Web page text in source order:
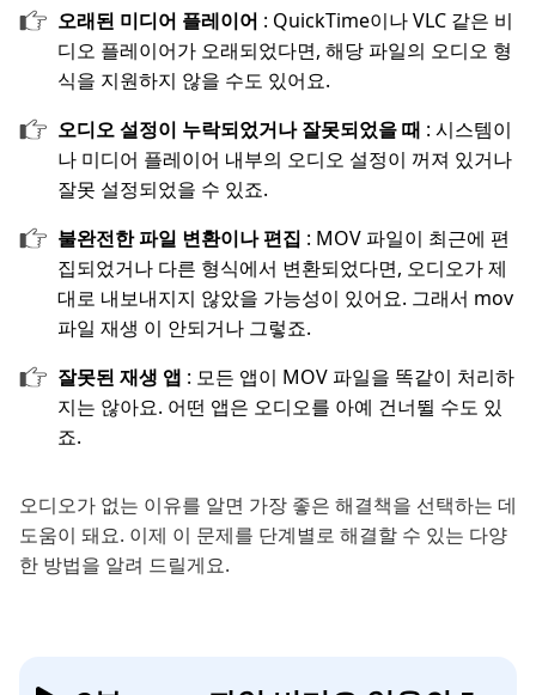
오래된 미디어 플레이어 : QuickTime이나 VLC 같은 비
디오 플레이어가 오래되었다면, 해당 파일의 오디오 형
식을 지원하지 않을 수도 있어요.
오디오 설정이 누락되었거나 잘못되었을 때 : 시스템이
나 미디어 플레이어 내부의 오디오 설정이 꺼져 있거나
잘못 설정되었을 수 있죠.
불완전한 파일 변환이나 편집 : MOV 파일이 최근에 편
집되었거나 다른 형식에서 변환되었다면, 오디오가 제
대로 내보내지지 않았을 가능성이 있어요. 그래서 mov
파일 재생 이 안되거나 그렇죠.
잘못된 재생 앱 : 모든 앱이 MOV 파일을 똑같이 처리하
지는 않아요. 어떤 앱은 오디오를 아예 건너뛸 수도 있
죠.
오디오가 없는 이유를 알면 가장 좋은 해결책을 선택하는 데
도움이 돼요. 이제 이 문제를 단계별로 해결할 수 있는 다양
한 방법을 알려 드릴게요.